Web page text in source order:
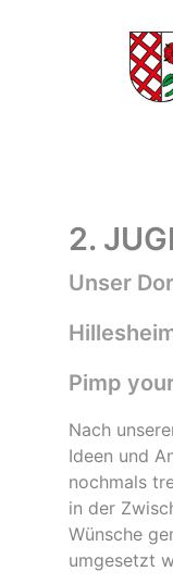
VERWALTUNG &
LEBEN & WOHNEN
FREIZEIT &
WIRTSCHAFT &
2.
Unser
Pimp
Nach
Ideen und
nochmals
in der
Wünsche
umgesetzt